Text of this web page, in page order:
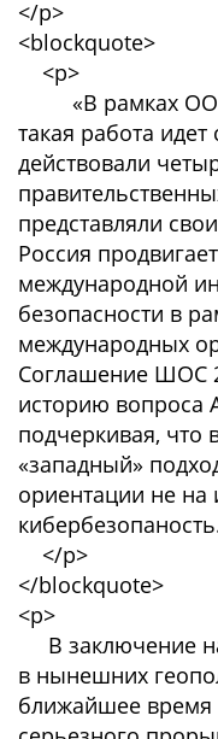
</p>
<blockquote>
<p>
«В рамках ООН
такая работа идет
действовали
представляли
Россия
международной
безопасности в
международных
Соглашение ШОС
историю вопроса
подчеркивая, что
«западный»
ориентации не
</p>
</blockquote>
<p>
В заключение
в нынешних
ближайшее время